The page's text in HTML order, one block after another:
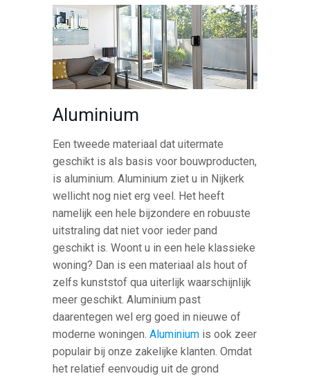
Aluminium
Een tweede materiaal dat uitermate
geschikt is als basis voor bouwproducten,
is aluminium. Aluminium ziet u in Nijkerk
wellicht nog niet erg veel. Het heeft
namelijk een hele bijzondere en robuuste
uitstraling dat niet voor ieder pand
geschikt is. Woont u in een hele klassieke
woning? Dan is een materiaal als hout of
zelfs kunststof qua uiterlijk waarschijnlijk
meer geschikt. Aluminium past
daarentegen wel erg goed in nieuwe of
moderne woningen.Aluminium is ook zeer
populair bij onze zakelijke klanten. Omdat
het relatief eenvoudig uit de grond